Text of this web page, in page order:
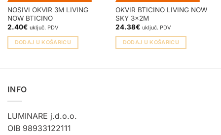
NOSIVI OKVIR 3M LIVING
NOW BTICINO
2.40€ uključ. PDV
DODAJ U KOŠARICU
OKVIR BTICINO LIVING NOW
SKY 3x2M
24.38€ uključ. PDV
DODAJ U KOŠARICU
INFO
LUMINARE j.d.o.o.
OIB 98933122111